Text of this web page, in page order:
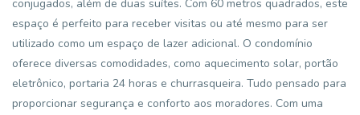
conjugados, além de duas suítes. Com 60 metros quadrados, este
espaço é perfeito para receber visitas ou até mesmo para ser
utilizado como um espaço de lazer adicional. O condomínio
oferece diversas comodidades, como aquecimento solar, portão
eletrônico, portaria 24 horas e churrasqueira. Tudo pensado para
proporcionar segurança e conforto aos moradores. Com uma